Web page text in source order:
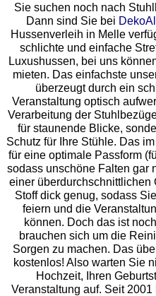
Sie suchen noch nach
Dann sind Sie bei
Hussenverleih in Melle
schlichte und einfache
Luxushussen, bei uns
mieten. Das einfachste
überzeugt durch ein
Veranstaltung optisch
Verarbeitung der
für staunende Blicke,
Schutz für Ihre Stühle. Das
für eine optimale Passform
sodass unschöne Falten gar
einer überdurchschnittlichen
Stoff dick genug, sodass
feiern und die
können. Doch das ist
brauchen sich um die
Sorgen zu machen. Das
kostenlos! Also warten Sie
Hochzeit, Ihren
Veranstaltung auf. Seit 2001